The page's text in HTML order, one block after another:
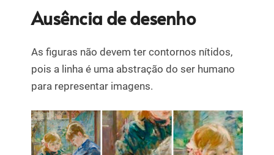
Ausência de desenho
As figuras não devem ter contornos nítidos,
pois a linha é uma abstração do ser humano
para representar imagens.